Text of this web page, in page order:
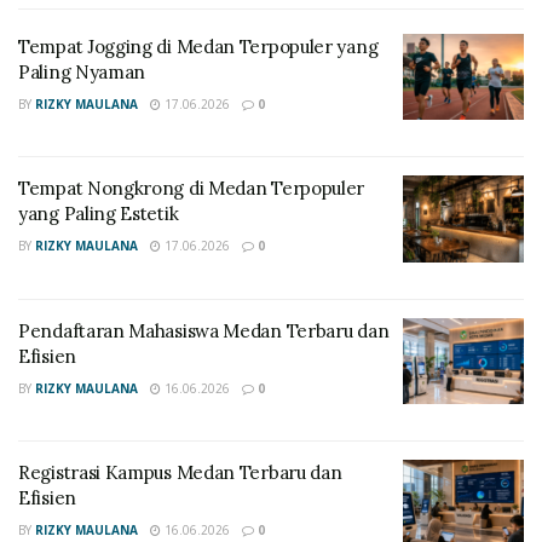
perlahan.Pada akhirnya, tumpukan kertas bakal
menjelma menjadi draf utuh.
Tempat Jogging di Medan Terpopuler yang Paling
Nyaman
Tempat Nongkrong di Medan Terpopuler yang
Manfaatkan Kecerdasan Buatan
Secara Etis
Selanjutnya, Anda perlu mencoba alat bantu robot
virtual. Fokus utama saat Anda mencari referensi
adalah kecepatan merangkum jurnal.
Maka dari itu,
Tempat Jogging di Medan Terpopuler yang
Paling Nyaman
BY RIZKY MAULANA 17.06.2026 0
Tempat Nongkrong di Medan Terpopuler
yang Paling Estetik
BY RIZKY MAULANA 17.06.2026 0
Pendaftaran Mahasiswa Medan Terbaru dan
Efisien
BY RIZKY MAULANA 16.06.2026 0
Registrasi Kampus Medan Terbaru dan
Efisien
BY RIZKY MAULANA 16.06.2026 0